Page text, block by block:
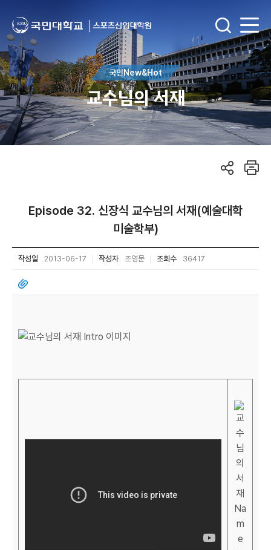
국민New&Hot
교수님의 서재
Episode 32. 신장식 교수님의 서재(예술대학
미술학부)
작성일 2013-06-17 작성자 조영문 조회수 36417